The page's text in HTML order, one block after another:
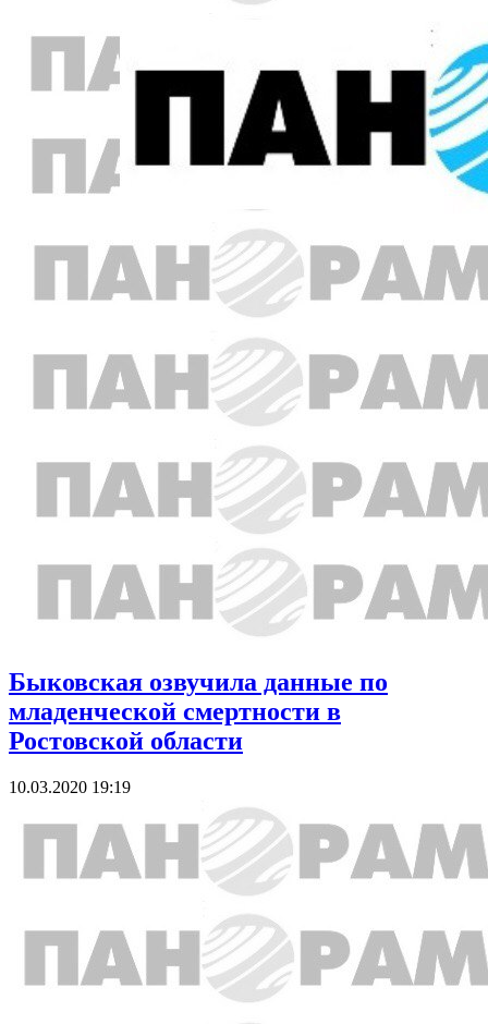
Быковская озвучила данные по
младенческой смертности в
Ростовской области
10.03.2020 19:19